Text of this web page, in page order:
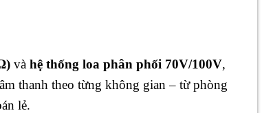
và hệ thống loa phân phối 70V/100V,
thanh theo từng không gian – từ phòng
lẻ.